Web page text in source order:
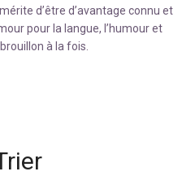
d’être d’avantage connu et
pour la langue, l’humour et
à la fois.